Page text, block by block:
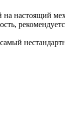
мех.